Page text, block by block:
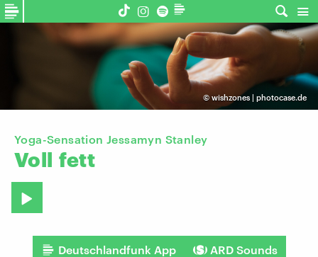
© wishzones | photocase.de
Yoga-Sensation Jessamyn Stanley
Voll fett
Deutschlandfunk App ARD Sounds